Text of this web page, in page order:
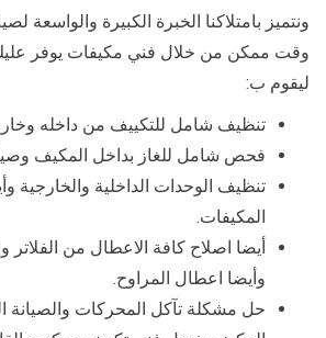
ونتميز بامتلاكنا الخبرة الكبيرة والواسعة
وقت ممكن من خلال فني مكيفات يوفر
ليقوم ب:
تنظيف شامل للتكييف من داخله
فحص شامل للغاز بداخل المكيف
تنظيف الوحدات الداخلية
المكيفات.
أيضا اصلاح كافة الاعطال من الفلاتر
وأيضا اعطال المراوح.
حل مشكلة تآكل المحركات والصيانة